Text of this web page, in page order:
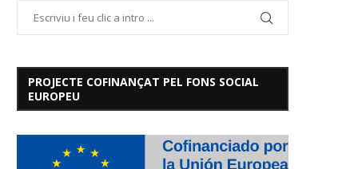
PROJECTE COFINANÇAT PEL FONS SOCIAL
EUROPEU